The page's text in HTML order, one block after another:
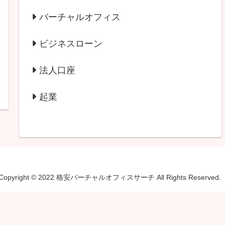
バーチャルオフィス
ビジネスローン
法人口座
起業
© 2022 格安バーチャルオフィスサーチ All Rights Reserved.